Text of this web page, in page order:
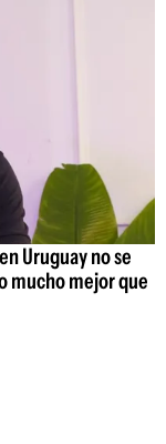
Uruguay no se
mucho mejor que